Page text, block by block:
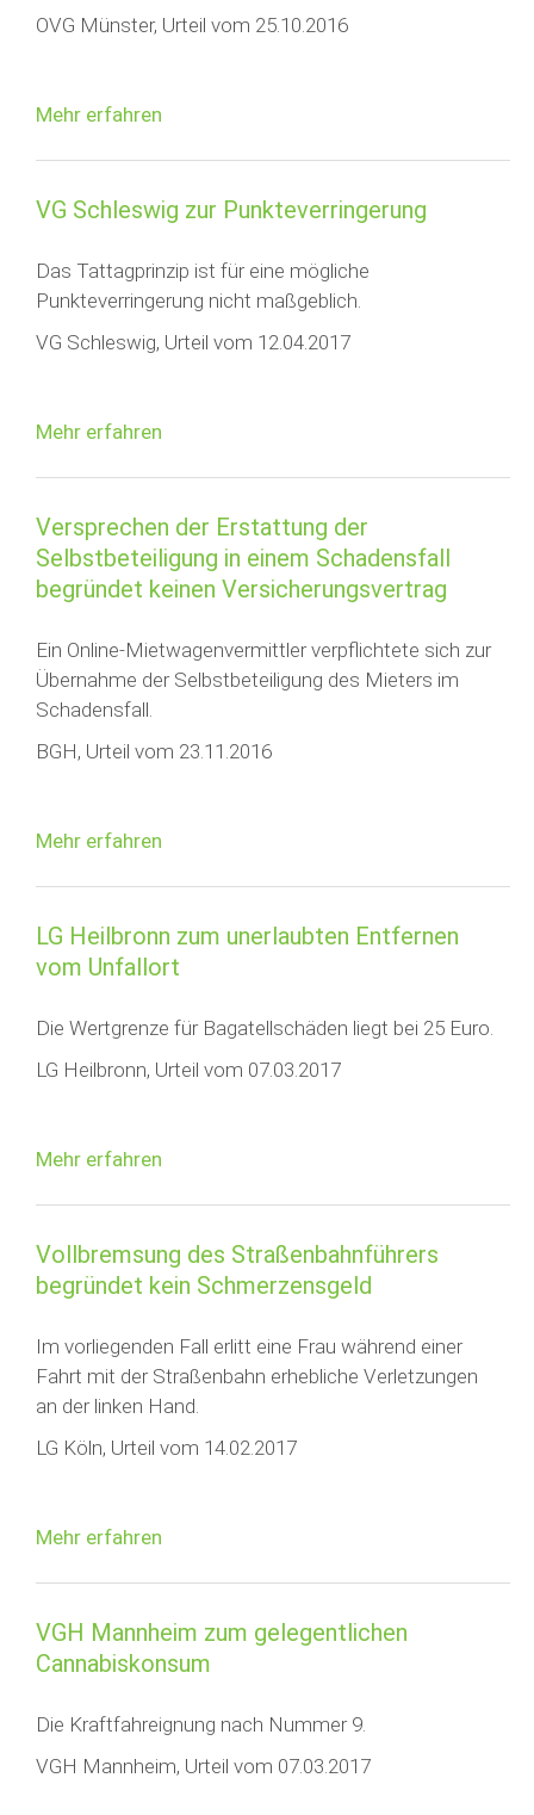
OVG Münster, Urteil vom 25.10.2016
Mehr erfahren
VG Schleswig zur Punkteverringerung
Das Tattagprinzip ist für eine mögliche
Punkteverringerung nicht maßgeblich.
VG Schleswig, Urteil vom 12.04.2017
Mehr erfahren
Versprechen der Erstattung der
Selbstbeteiligung in einem Schadensfall
begründet keinen Versicherungsvertrag
Ein Online-Mietwagenvermittler verpflichtete sich zur
Übernahme der Selbstbeteiligung des Mieters im
Schadensfall.
BGH, Urteil vom 23.11.2016
Mehr erfahren
LG Heilbronn zum unerlaubten Entfernen
vom Unfallort
Die Wertgrenze für Bagatellschäden liegt bei 25 Euro.
LG Heilbronn, Urteil vom 07.03.2017
Mehr erfahren
Vollbremsung des Straßenbahnführers
begründet kein Schmerzensgeld
Im vorliegenden Fall erlitt eine Frau während einer
Fahrt mit der Straßenbahn erhebliche Verletzungen
an der linken Hand.
LG Köln, Urteil vom 14.02.2017
Mehr erfahren
VGH Mannheim zum gelegentlichen
Cannabiskonsum
Die Kraftfahreignung nach Nummer 9.
VGH Mannheim, Urteil vom 07.03.2017